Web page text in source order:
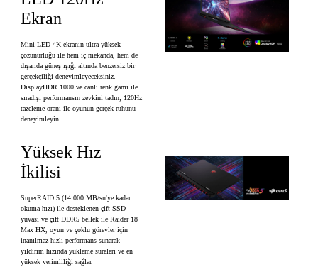
Ekran
Mini LED 4K ekranın ultra yüksek
çözünürlüğü ile hem iç mekanda, hem de
dışarıda güneş ışığı altında benzersiz bir
gerçekçiliği deneyimleyeceksiniz.
DisplayHDR 1000 ve canlı renk gamı ile
sıradışı performansın zevkini tadın; 120Hz
tazeleme oranı ile oyunun gerçek ruhunu
deneyimleyin.
Yüksek Hız
İkilisi
SuperRAID 5 (14.000 MB/sn'ye kadar
okuma hızı) ile desteklenen çift SSD
yuvası ve çift DDR5 bellek ile Raider 18
Max HX, oyun ve çoklu görevler için
inanılmaz hızlı performans sunarak
yıldırım hızında yükleme süreleri ve en
yüksek verimliliği sağlar.